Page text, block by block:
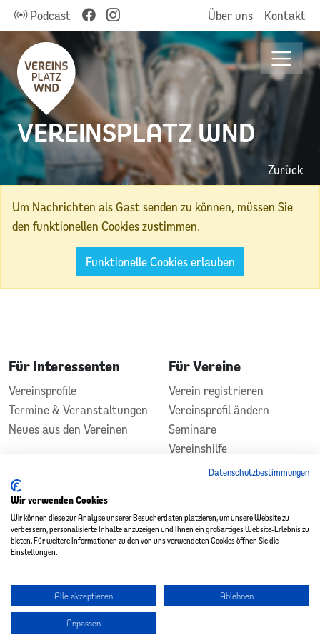
Podcast Über uns Kontakt
VEREINSPLATZ WND
Zurück
Um Nachrichten als Gast senden zu können, müssen Sie
den funktionellen Cookies zustimmen.
Funktionelle Cookies erlauben
Für Interessenten
Vereinsprofile
Termine & Veranstaltungen
Neues aus den Vereinen
Für Vereine
Verein registrieren
Vereinsprofil ändern
Seminare
Vereinshilfe
Kontakt
In Zusammenarbeit
Copyright 2026 - Vereinsplatz St. Wendel
Datenschutz|Impressum
Datenschutzbestimmungen
Wir verwenden Cookies
Wir können diese zur Analyse unserer Besucherdaten platzieren, um unsere Website zu
verbessern, personalisierte Inhalte anzuzeigen und Ihnen ein großartiges Website-Erlebnis zu
bieten. Für weitere Informationen zu den von uns verwendeten Cookies öffnen Sie die
Einstellungen.
Alle akzeptieren Ablehnen
Anpassen